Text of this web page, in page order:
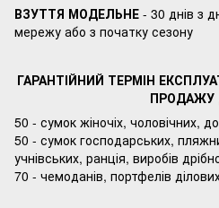
ВЗУТТЯ МОДЕЛЬНЕ - 30 днів з
мережу або з початку сезону
ГАРАНТІЙНИЙ ТЕРМІН
ПРОДАЖУ
50 - сумок жіночіх, чоловічних,
50 - сумок господарських,
учнівських, ранція, виробів
70 - чемоданів, портфелів